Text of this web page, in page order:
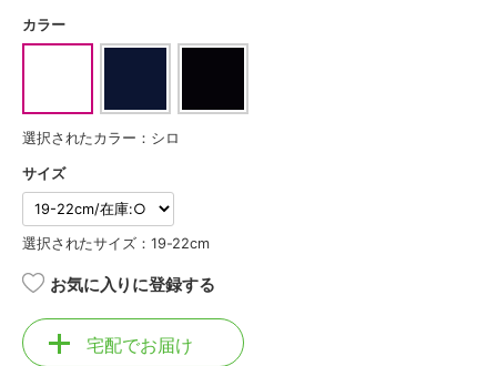
カラー
選択されたカラー：シロ
サイズ
選択されたサイズ：19-22cm
お気に入りに登録する
宅配でお届け